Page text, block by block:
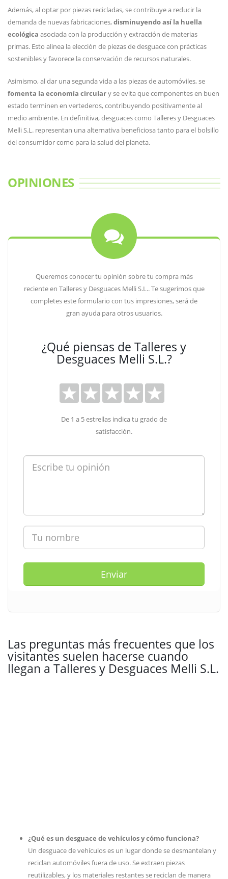
Además, al optar por piezas recicladas, se contribuye a reducir la
demanda de nuevas fabricaciones,disminuyendo así la huella
ecológica asociada con la producción y extracción de materias
primas. Esto alinea la elección de piezas de desguace con prácticas
sostenibles y favorece la conservación de recursos naturales.
Asimismo, al dar una segunda vida a las piezas de automóviles, se
fomenta la economía circulary se evita que componentes en buen
estado terminen en vertederos, contribuyendo positivamente al
medio ambiente. En definitiva, desguaces como Talleres y Desguaces
Melli S.L. representan una alternativa beneficiosa tanto para el bolsillo
del consumidor como para la salud del planeta.
OPINIONES
Queremos conocer tu opinión sobre tu compra más
reciente en Talleres y Desguaces Melli S.L.. Te sugerimos que
completes este formulario con tus impresiones, será de
gran ayuda para otros usuarios.
¿Qué piensas de Talleres y
Desguaces Melli S.L.?
De 1 a 5 estrellas indica tu grado de
satisfacción.
Enviar
Las preguntas más frecuentes que los
visitantes suelen hacerse cuando
llegan a Talleres y Desguaces Melli S.L.
¿Qué es un desguace de vehículos y cómo funciona?
Un desguace de vehículos es un lugar donde se desmantelan y
reciclan automóviles fuera de uso. Se extraen piezas
reutilizables, y los materiales restantes se reciclan de manera